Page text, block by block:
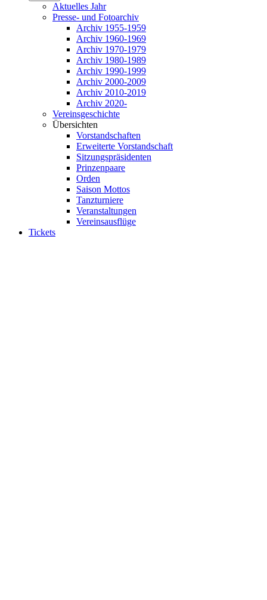
Aktuelles Jahr
Presse- und Fotoarchiv
Archiv 1955-1959
Archiv 1960-1969
Archiv 1970-1979
Archiv 1980-1989
Archiv 1990-1999
Archiv 2000-2009
Archiv 2010-2019
Archiv 2020-
Vereinsgeschichte
Übersichten
Vorstandschaften
Erweiterte Vorstandschaft
Sitzungspräsidenten
Prinzenpaare
Orden
Saison Mottos
Tanzturniere
Veranstaltungen
Vereinsausflüge
Tickets